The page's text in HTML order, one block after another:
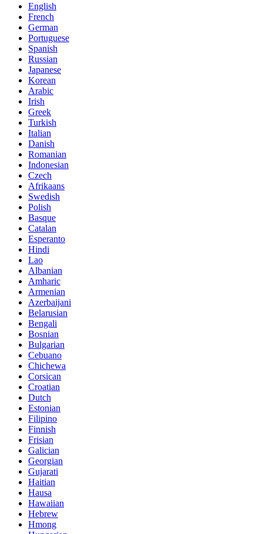
English
French
German
Portuguese
Spanish
Russian
Japanese
Korean
Arabic
Irish
Greek
Turkish
Italian
Danish
Romanian
Indonesian
Czech
Afrikaans
Swedish
Polish
Basque
Catalan
Esperanto
Hindi
Lao
Albanian
Amharic
Armenian
Azerbaijani
Belarusian
Bengali
Bosnian
Bulgarian
Cebuano
Chichewa
Corsican
Croatian
Dutch
Estonian
Filipino
Finnish
Frisian
Galician
Georgian
Gujarati
Haitian
Hausa
Hawaiian
Hebrew
Hmong